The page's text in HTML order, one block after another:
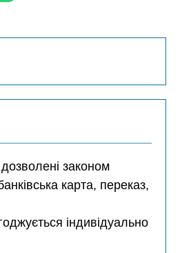
законом
карта, переказ,
індивідуально